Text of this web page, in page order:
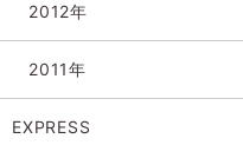
2012年
2011年
EXPRESS